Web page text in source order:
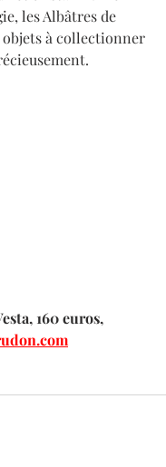
les Albâtres de
à collectionner
160 euros,